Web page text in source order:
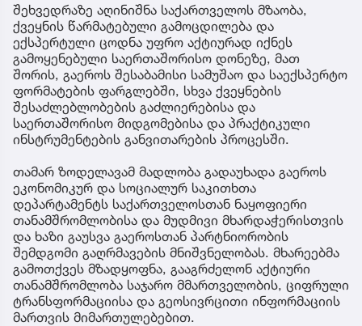
შეხვედრაზე აღინიშნა საქართველოს მზაობა,
ქვეყნის წარმატებული გამოცდილება და
ექსპერტული ცოდნა უფრო აქტიურად იქნეს
გამოყენებული საერთაშორისო დონეზე, მათ
შორის, გაეროს შესაბამისი სამუშაო და საექსპერტო
ფორმატების ფარგლებში, სხვა ქვეყნების
შესაძლებლობების გაძლიერებისა და
საერთაშორისო მიდგომებისა და პრაქტიკული
ინსტრუმენტების განვითარების პროცესში.
თამარ ზოდელავამ მადლობა გადაუხადა გაეროს
ეკონომიკურ და სოციალურ საკითხთა
დეპარტამენტს საქართველოსთან ნაყოფიერი
თანამშრომლობისა და მუდმივი მხარდაჭერისთვის
და ხაზი გაუსვა გაეროსთან პარტნიორობის
შემდგომი გაღრმავების მნიშვნელობას. მხარეებმა
გამოთქვეს მზადყოფნა, გააგრძელონ აქტიური
თანამშრომლობა საჯარო მმართველობის, ციფრული
ტრანსფორმაციისა და გეოსივრცითი ინფორმაციის
მართვის მიმართულებებით.